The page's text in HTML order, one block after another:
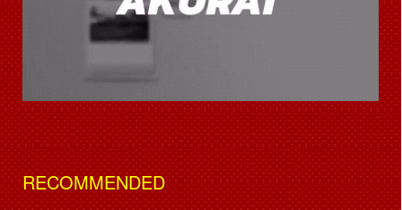
RECOMMENDED